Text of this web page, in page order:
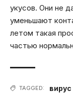
укусов. Они не
уменьшают
летом такая
частью
TAGGED: